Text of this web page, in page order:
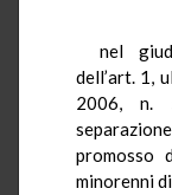
nel
dell’art. 1,
2006, n.
promosso
minorenni